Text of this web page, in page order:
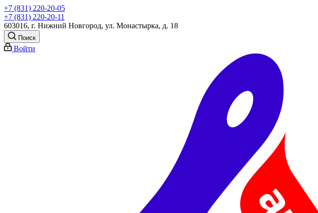
+7 (831) 220-20-05
+7 (831) 220-20-11
603016, г. Нижний Новгород, ул. Монастырка, д. 18
Поиск
Войти